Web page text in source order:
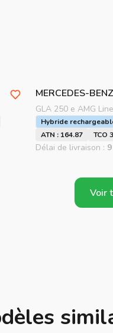
MERCEDES-BENZ
GLA 250 e AMG
Hybride
ATN : 164.87
TCO
Délai de livraison :
Voir